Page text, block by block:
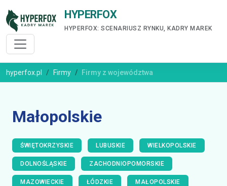
HYPERFOX
HYPERFOX: SCENARIUSZ RYNKU, KADRY MAREK
hyperfox.pl Firmy Firmy z województwa
Małopolskie
ŚWIĘTOKRZYSKIE LUBUSKIE WIELKOPOLSKIE
DOLNOŚLĄSKIE ZACHODNIOPOMORSKIE
MAZOWIECKIE ŁÓDZKIE MAŁOPOLSKIE